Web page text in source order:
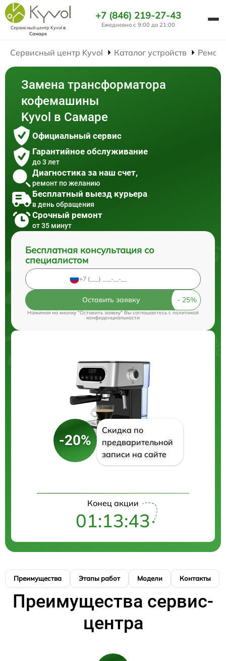
Сервисный центр Kyvolв
Самаре
+7 (846) 219-27-43
Ежедневно с 9:00 до 21:00
Сервисный центр Kyvol Каталог устройств
Замена трансформатора
кофемашины
Kyvol в Самаре
Официальный сервис
Гарантийное обслуживание
до 3 лет
Диагностика за наш счет,
ремонт по желанию
Бесплатный выезд курьера
в день обращения
Срочный ремонт
от 35 минут
Бесплатная консультация со
специалистом
Оставить заявку
Нажимая на кнопку "Оставить заявку" Вы соглашаетесь cполитикой
конфиденциальности
-20%
Скидка по
предварительной
записи на сайте
Конец акции
01:13:43
Преимущества Этапы работ Модели Контакты
Преимущества сервис-
центра